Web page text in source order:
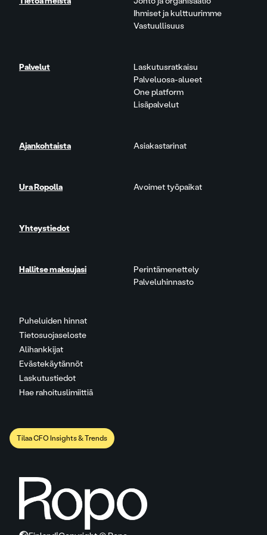
Puheluiden hinnat
Tietosuojaseloste
Alihankkijat
Evästekäytännöt
Laskutustiedot
Hae rahoituslimiittiä
Ihmiset ja kulttuurimme
Vastuullisuus
Palvelut
Laskutusratkaisu
Palveluosa-alueet
One platform
Lisäpalvelut
Ajankohtaista Asiakastarinat
Ura Ropolla Avoimet työpaikat
Yhteystiedot
Hallitse maksujasi
Perintämenettely
Palveluhinnasto
Tilaa CFO Insights & Trends